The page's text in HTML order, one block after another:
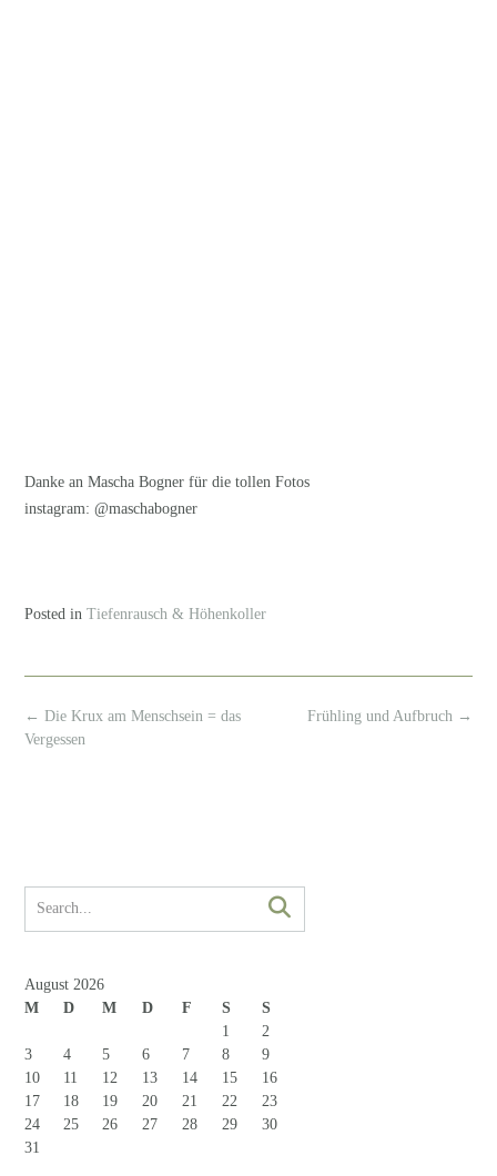
Danke an Mascha Bogner für die tollen Fotos
instagram: @maschabogner
Posted in Tiefenrausch & Höhenkoller
Post
navigation
Frühling und Aufbruch →
← Die Krux am Menschsein = das
Vergessen
August 2026
M
D M D F S
S
1
2
3
4 5 6 7 8
9
10
11 12 13 14 15
16
17
18 19 20 21 22
23
24
25 26 27 28 29
30
31